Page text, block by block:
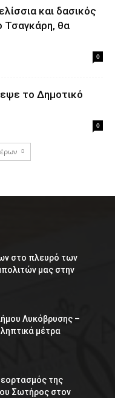
και δασικός
Τσαγκάρη, θα
0
το Δημοτικό
0
στο πλευρό των
μας στην
Λυκόβρυσης –
μέτρα
της
Σωτήρος στον